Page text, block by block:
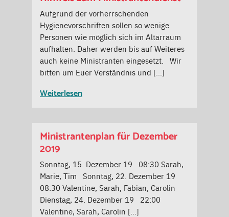
Aufgrund der vorherrschenden
Hygienevorschriften sollen so wenige
Personen wie möglich sich im Altarraum
aufhalten. Daher werden bis auf Weiteres
auch keine Ministranten eingesetzt. Wir
bitten um Euer Verständnis und […]
Weiterlesen
Ministrantenplan für Dezember
2019
Sonntag, 15. Dezember 19 08:30 Sarah,
Marie, Tim Sonntag, 22. Dezember 19
08:30 Valentine, Sarah, Fabian, Carolin
Dienstag, 24. Dezember 19 22:00
Valentine, Sarah, Carolin […]